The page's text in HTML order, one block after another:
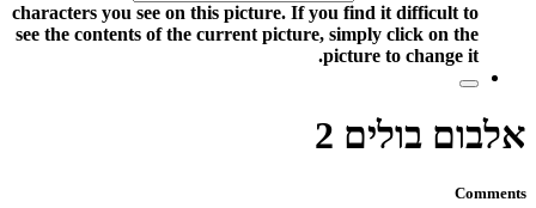
characters you see on this picture. If you find it difficult to
see the contents of the current picture, simply click on the
picture to change it.
אלבום בולים 2
Comments